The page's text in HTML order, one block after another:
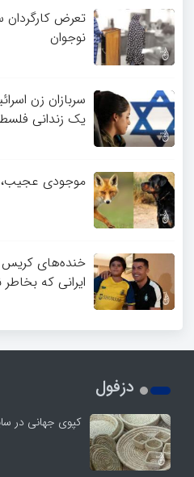
تعرض
نوجوان
سربازان زن
یک زندانی
موجودی عجیب،
خنده‌های
ایرانی که
دزفول
کپوی جهانی در